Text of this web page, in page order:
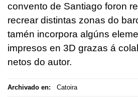
convento de Santiago foron
recrear distintas zonas do
tamén incorpora algúns
impresos en 3D grazas á
netos do autor.
Archivado en: Catoira